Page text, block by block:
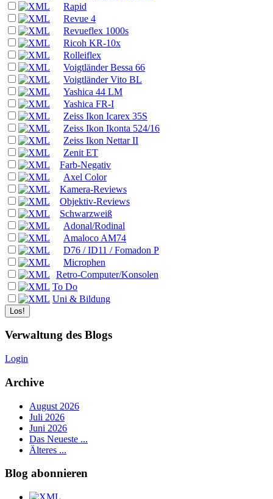
Rapid
Revue 4
Revueflex 1000s
Ricoh KR-10x
Rolleiflex
Voigtländer Bessa 66
Voigtländer Vito BL
Yashica 44 LM
Yashica FR-I
Zeiss Ikon Icarex 35S
Zeiss Ikon Ikonta 524/16
Zeiss Ikon Nettar II
Zenit ET
Farb-Negativ
Axel Color
Kamera-Reviews
Objektiv-Reviews
Schwarzweiß
Adonal/Rodinal
Amaloco AM74
D76 / ID11 / Fomadon P
Microphen
Retro-Computer/Konsolen
To Do
Uni & Bildung
Verwaltung des Blogs
Login
Archive
August 2026
Juli 2026
Juni 2026
Das Neueste ...
Älteres ...
Blog abonnieren